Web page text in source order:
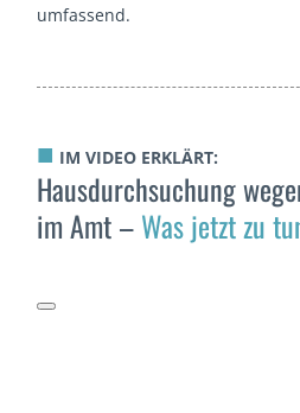
umfassend.
■ IM VIDEO ERKLÄRT:
Hausdurchsuchung
im Amt –Was jetzt zu